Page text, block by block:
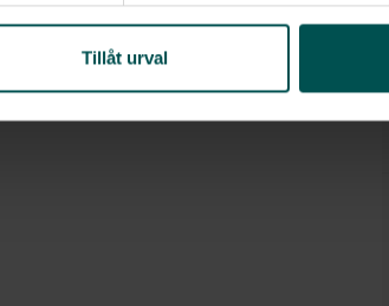
Tillåt urval